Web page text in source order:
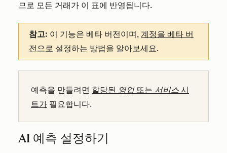
므로 모든 거래가 이 표에 반영됩니다.
참고: 이 기능은 베타 버전이며, 계정을 베타 버
전으로 설정하는 방법을 알아보세요.
예측을 만들려면 할당된 영업또는 서비스 시
트가 필요합니다.
AI 예측 설정하기